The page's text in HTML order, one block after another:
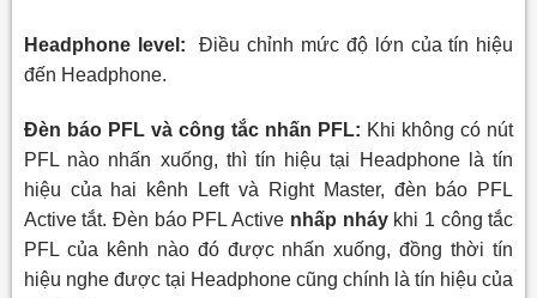
Headphone level: Điều chỉnh mức độ lớn của tín hiệu
đến Headphone.
Đèn báo PFL và công tắc nhấn PFL: Khi không có nút
PFL nào nhấn xuống, thì tín hiệu tại Headphone là tín
hiệu của hai kênh Left và Right Master, đèn báo PFL
Active tắt. Đèn báo PFL Active nhấp nháy khi 1 công tắc
PFL của kênh nào đó được nhấn xuống, đồng thời tín
hiệu nghe được tại Headphone cũng chính là tín hiệu của